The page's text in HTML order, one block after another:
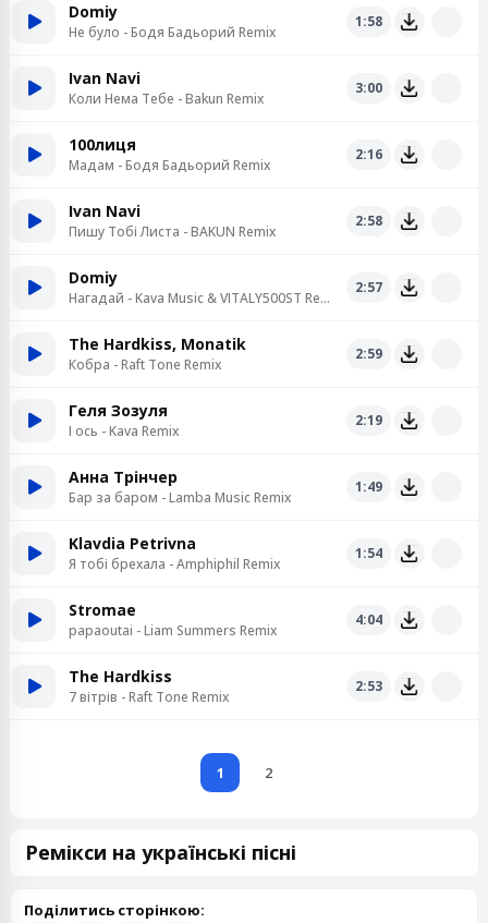
Domiy
Не було - Бодя Бадьорий Remix
1:58
Ivan Navi
Коли Нема Тебе - Bakun Remix
3:00
100лиця
Мадам - Бодя Бадьорий Remix
2:16
Ivan Navi
Пишу Тобі Листа - BAKUN Remix
2:58
Domiy
Нагадай - Kava Music & VITALY500ST Remix
2:57
The Hardkiss, Monatik
Кобра - Raft Tone Remix
2:59
Геля Зозуля
І ось - Kava Remix
2:19
Анна Трінчер
Бар за баром - Lamba Music Remix
1:49
Klavdia Petrivna
Я тобі брехала - Amphiphil Remix
1:54
Stromae
papaoutai - Liam Summers Remix
4:04
The Hardkiss
7 вітрів - Raft Tone Remix
2:53
1 2
Ремікси на українські пісні
Поділитись сторінкою: